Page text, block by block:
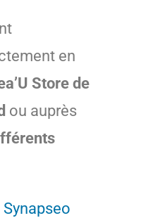
en
Store de
ou auprès
Synapseo